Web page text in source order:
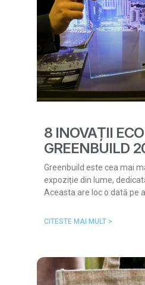
8 INOVAȚII
GREENBUILD
Greenbuild este cea mai
expoziție din lume,
Aceasta are loc o dată pe
CITESTE MAI MULT >